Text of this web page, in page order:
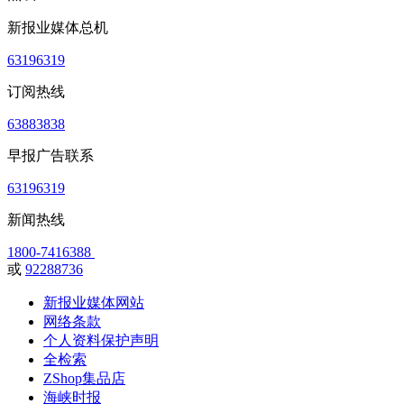
新报业媒体总机
63196319
订阅热线
63883838
早报广告联系
63196319
新闻热线
1800-7416388
或 92288736
新报业媒体网站
网络条款
个人资料保护声明
全检索
ZShop集品店
海峡时报